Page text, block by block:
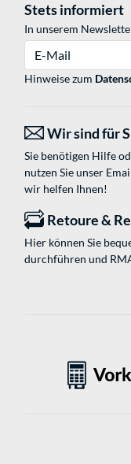
Stets informiert
In unserem
Hinweise zum
Wir sind für
Sie benötigen Hilfe
nutzen Sie unser
wir helfen Ihnen!
Retoure &
Hier können Sie
durchführen und